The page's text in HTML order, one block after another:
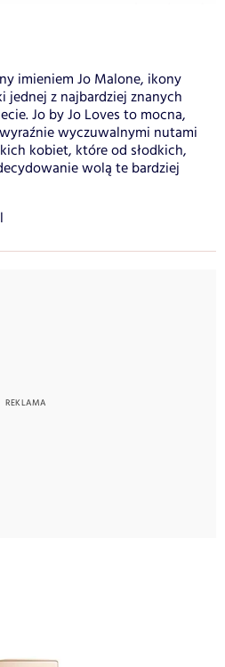
imieniem Jo Malone, ikony
jednej z najbardziej znanych
Jo by Jo Loves to mocna,
wyczuwalnymi nutami
kobiet, które od słodkich,
wolą te bardziej